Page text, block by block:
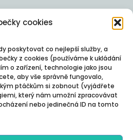
cookies
poskytovat co nejlepší služby, a
z cookies (používáme k ukládání
o zařízení, technologie jako jsou
aby vše správně fungovalo,
ptáčkům si zobnout (vyjádřete
který nám umožní zpracovávat
nebo jedinečná ID na tomto